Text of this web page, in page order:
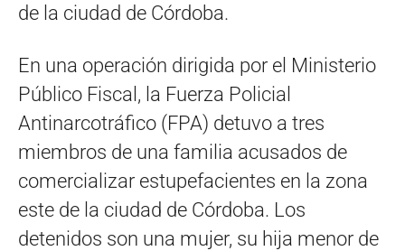
de la ciudad de Córdoba.
En una operación dirigida por el Ministerio
Público Fiscal, la Fuerza Policial
Antinarcotráfico (FPA) detuvo a tres
miembros de una familia acusados de
comercializar estupefacientes en la zona
este de la ciudad de Córdoba. Los
detenidos son una mujer, su hija menor de